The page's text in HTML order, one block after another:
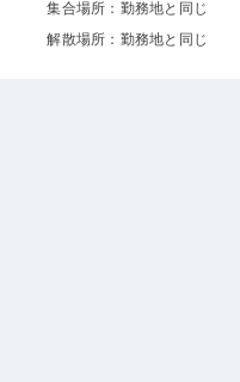
集合場所：勤務地と同じ
解散場所：勤務地と同じ